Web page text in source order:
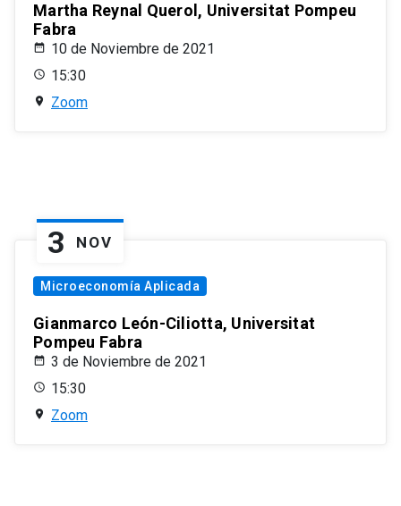
Martha Reynal Querol, Universitat Pompeu
Fabra
10 de Noviembre de 2021
15:30
Zoom
3 NOV
Microeconomía Aplicada
Gianmarco León-Ciliotta, Universitat
Pompeu Fabra
3 de Noviembre de 2021
15:30
Zoom